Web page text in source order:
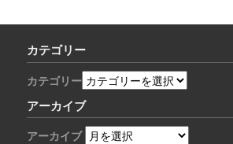
カテゴリー
カテゴリー
アーカイブ
アーカイブ